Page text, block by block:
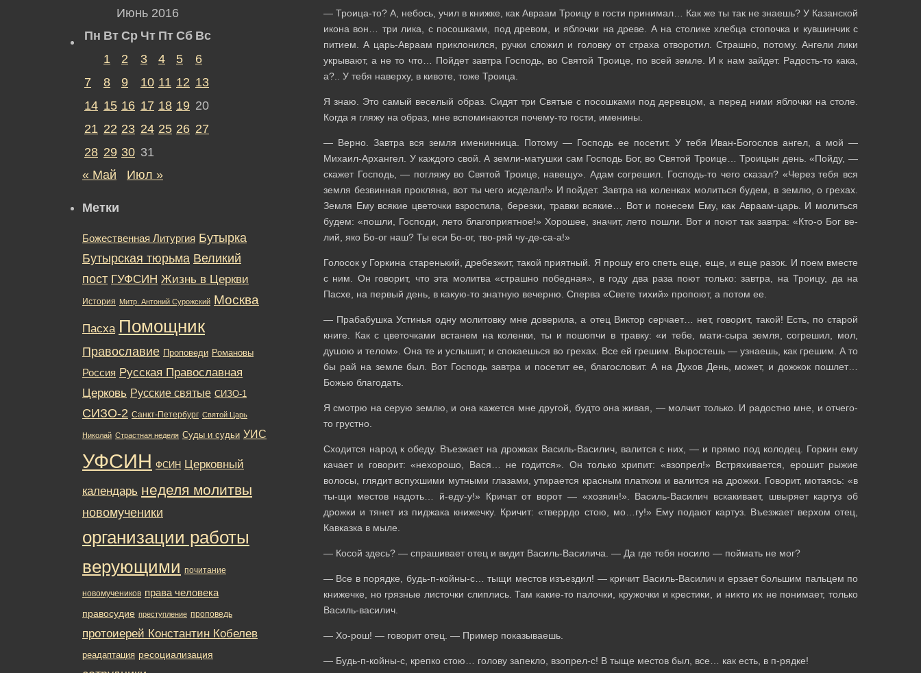
— Троица-то? А, небось, учил в книжке, как Авраам Троицу в гости принимал… Как же ты так не знаешь? У Казанской
икона вон… три лика, с посошками, под древом, и яблочки на древе. А на столике хлебца стопочка и кувшинчик с
питием. А царь-Авраам приклонился, ручки сложил и головку от страха отворотил. Страшно, потому. Ангели лики
укрывают, а не то что… Пойдет завтра Господь, во Святой Троице, по всей земле. И к нам зайдет. Радость-то кака,
а?.. У тебя наверху, в кивоте, тоже Троица.
Я знаю. Это самый веселый образ. Сидят три Святые с посошками под деревцом, а перед ними яблочки на столе.
Когда я гляжу на образ, мне вспоминаются почему-то гости, именины.
— Верно. Завтра вся земля именинница. Потому — Господь ее посетит. У тебя Иван-Богослов ангел, а мой —
Михаил-Архангел. У каждого свой. А земли-матушки сам Господь Бог, во Святой Троице… Троицын день. «Пойду, —
скажет Господь, — погляжу во Святой Троице, навещу». Адам согрешил. Господь-то чего сказал? «Через тебя вся
земля безвинная прокляна, вот ты чего исделал!» И пойдет. Завтра на коленках молиться будем, в землю, о грехах.
Земля Ему всякие цветочки взростила, березки, травки всякие… Вот и понесем Ему, как Авраам-царь. И молиться
будем: «пошли, Господи, лето благоприятное!» Хорошее, значит, лето пошли. Вот и поют так завтра: «Кто-о Бог ве-
лий, яко Бо-ог наш? Ты еси Бо-ог, тво-ряй чу-де-са-а!»
Голосок у Горкина старенький, дребезжит, такой приятный. Я прошу его спеть еще, еще, и еще разок. И поем вместе
с ним. Он говорит, что эта молитва «страшно победная», в году два раза поют только: завтра, на Троицу, да на
Пасхе, на первый день, в какую-то знатную вечерню. Сперва «Свете тихий» пропоют, а потом ее.
— Прабабушка Устинья одну молитовку мне доверила, а отец Виктор серчает… нет, говорит, такой! Есть, по старой
книге. Как с цветочками встанем на коленки, ты и пошопчи в травку: «и тебе, мати-сыра земля, согрешил, мол,
душою и телом». Она те и услышит, и спокаешься во грехах. Все ей грешим. Выростешь — узнаешь, как грешим. А то
бы рай на земле был. Вот Господь завтра и посетит ее, благословит. А на Духов День, может, и дожжок пошлет…
Божью благодать.
Я смотрю на серую землю, и она кажется мне другой, будто она живая, — молчит только. И радостно мне, и отчего-
то грустно.
Сходится народ к обеду. Въезжает на дрожках Василь-Василич, валится с них, — и прямо под колодец. Горкин ему
качает и говорит: «нехорошо, Вася… не годится». Он только хрипит: «взопрел!» Встряхивается, ерошит рыжие
волосы, глядит вспухшими мутными глазами, утирается красным платком и валится на дрожки. Говорит, мотаясь: «в
ты-щи местов надоть… й-еду-у!» Кричат от ворот — «хозяин!». Василь-Василич вскакивает, швыряет картуз об
дрожки и тянет из пиджака книжечку. Кричит: «тверрдо стою, мо…гу!» Ему подают картуз. Въезжает верхом отец,
Кавказка в мыле.
— Косой здесь? — спрашивает отец и видит Василь-Василича. — Да где тебя носило — поймать не мог?
— Все в порядке, будь-п-койны-с… тыщи местов изъездил! — кричит Василь-Василич и ерзает большим пальцем по
книжечке, но грязные листочки слиплись. Там какие-то палочки, кружочки и крестики, и никто их не понимает, только
Василь-василич.
— Хо-рош! — говорит отец. — Пример показываешь.
— Будь-п-койны-с, крепко стою… голову запекло, взопрел-с! В тыще местов был, все… как есть, в п-рядке!
Июнь 2016
Пн Вт Ср Чт Пт Сб Вс
1
2 3 4 5
6
7
8 9 10 11 12 13
14 15 16 17 18 19 20
21 22 23 24 25 26 27
28 29 30 31
« Май
Июл »
Метки
Божественная Литургия Бутырка
Бутырская тюрьма Великий
пост ГУФСИН Жизнь в Церкви
История Митр. Антоний Сурожский Москва
Пасха Помощник
Православие Проповеди Романовы
Россия Русская Православная
Церковь Русские святые СИЗО-1
СИЗО-2 Санкт-Петербург Святой Царь
Николай Страстная неделя Суды и судьи УИС
УФСИН ФСИН Церковный
календарь неделя молитвы
новомученики
организации работы
верующими почитание
новомучеников права человека
правосудие преступление проповедь
протоиерей Константин Кобелев
реадаптация ресоциализация